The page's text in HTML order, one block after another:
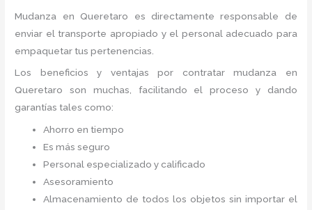
Mudanza en Queretaro es directamente responsable de
enviar el transporte apropiado y el personal adecuado para
empaquetar tus pertenencias.
Los beneficios y ventajas por contratar mudanza en
Queretaro
son muchas, facilitando el proceso y dando
garantías tales como:
Ahorro en tiempo
Es más seguro
Personal especializado y calificado
Asesoramiento
Almacenamiento de todos los objetos sin importar el